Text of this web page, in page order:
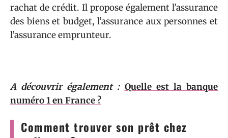
rachat de crédit. Il propose également l’assurance
des biens et budget, l’assurance aux personnes et
l’assurance emprunteur.
A découvrir également : Quelle est la banque
numéro 1 en France ?
Comment trouver son prêt chez